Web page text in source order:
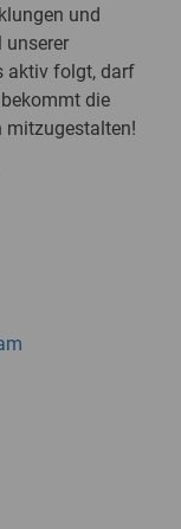
und
unserer
aktiv folgt, darf
die
mitzugestalten!